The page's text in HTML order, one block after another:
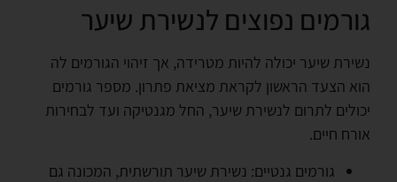
גורמים נפוצים לנשירת שיער
נשירת שיער יכולה להיות מטרידה, אך זיהוי הגורמים לה
הוא הצעד הראשון לקראת מציאת פתרון. מספר גורמים
יכולים לתרום לנשירת שיער, החל מגנטיקה ועד לבחירות
אורח חיים.
גורמים גנטיים: נשירת שיער תורשתית, המכונה גם